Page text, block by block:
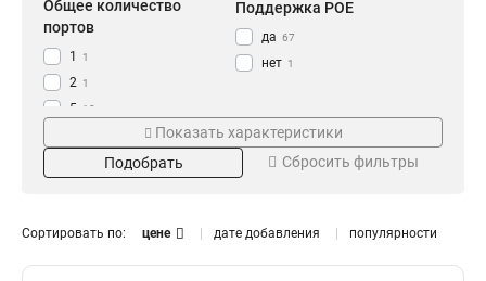
Общее количество
портов
1 1
2 1
5 10
16 9
24 13
Поддержка POE
да 67
нет 1
Кол-во портов SFP Скорость передачи
Показать характеристики
Подобрать
Сбросить фильтры
Сортировать по: цене дате добавления популярности